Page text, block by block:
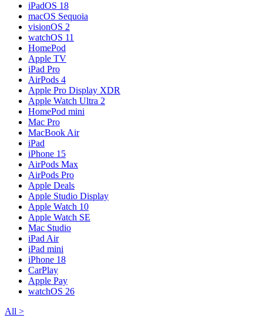
iPadOS 18
macOS Sequoia
visionOS 2
watchOS 11
HomePod
Apple TV
iPad Pro
AirPods 4
Apple Pro Display XDR
Apple Watch Ultra 2
HomePod mini
Mac Pro
MacBook Air
iPad
iPhone 15
AirPods Max
AirPods Pro
Apple Deals
Apple Studio Display
Apple Watch 10
Apple Watch SE
Mac Studio
iPad Air
iPad mini
iPhone 18
CarPlay
Apple Pay
watchOS 26
All >